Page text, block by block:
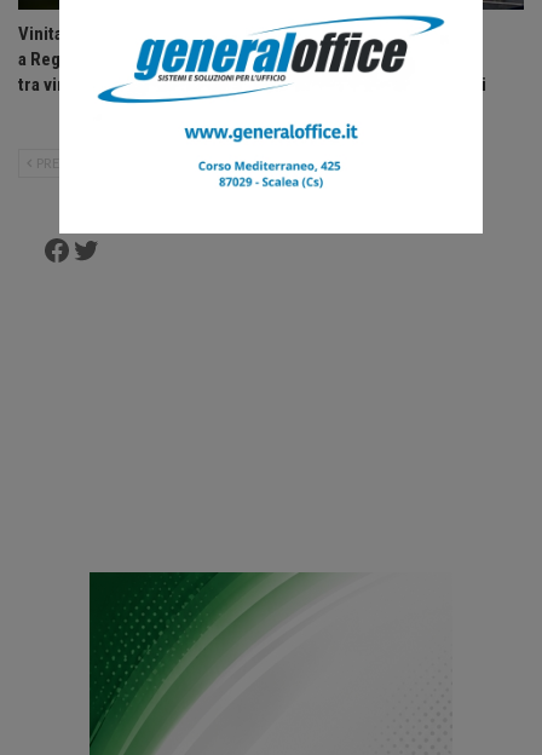
Vinitaly and the City parte oggi
a Reggio Calabria, due giorni
tra vino, cultura e…
Consiglio regionale della
Calabria approva
assestamento e variazioni
PRECEDENTE SUCCESSIVO
Facebook
Twitter